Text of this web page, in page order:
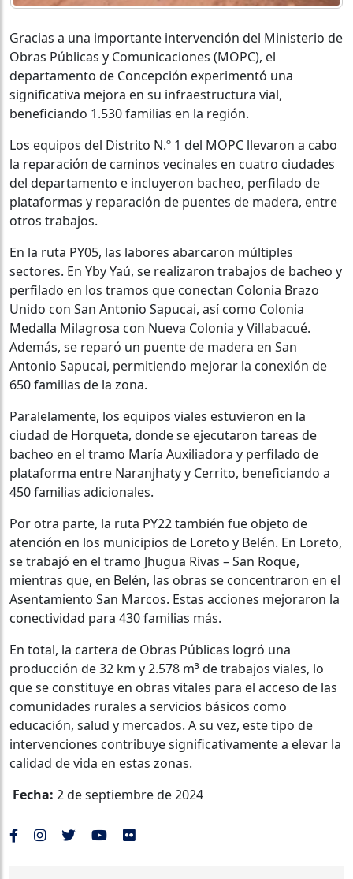
Gracias a una importante intervención del Ministerio de
Obras Públicas y Comunicaciones (MOPC), el
departamento de Concepción experimentó una
significativa mejora en su infraestructura vial,
beneficiando 1.530 familias en la región.
Los equipos del Distrito N.º 1 del MOPC llevaron a cabo
la reparación de caminos vecinales en cuatro ciudades
del departamento e incluyeron bacheo, perfilado de
plataformas y reparación de puentes de madera, entre
otros trabajos.
En la ruta PY05, las labores abarcaron múltiples
sectores. En Yby Yaú, se realizaron trabajos de bacheo y
perfilado en los tramos que conectan Colonia Brazo
Unido con San Antonio Sapucai, así como Colonia
Medalla Milagrosa con Nueva Colonia y Villabacué.
Además, se reparó un puente de madera en San
Antonio Sapucai, permitiendo mejorar la conexión de
650 familias de la zona.
Paralelamente, los equipos viales estuvieron en la
ciudad de Horqueta, donde se ejecutaron tareas de
bacheo en el tramo María Auxiliadora y perfilado de
plataforma entre Naranjhaty y Cerrito, beneficiando a
450 familias adicionales.
Por otra parte, la ruta PY22 también fue objeto de
atención en los municipios de Loreto y Belén. En Loreto,
se trabajó en el tramo Jhugua Rivas – San Roque,
mientras que, en Belén, las obras se concentraron en el
Asentamiento San Marcos. Estas acciones mejoraron la
conectividad para 430 familias más.
En total, la cartera de Obras Públicas logró una
producción de 32 km y 2.578 m³ de trabajos viales, lo
que se constituye en obras vitales para el acceso de las
comunidades rurales a servicios básicos como
educación, salud y mercados. A su vez, este tipo de
intervenciones contribuye significativamente a elevar la
calidad de vida en estas zonas.
Fecha: 2 de septiembre de 2024